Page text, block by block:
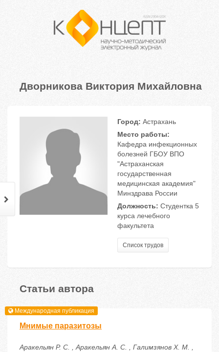
Дворникова Виктория Михайловна
Город: Астрахань
Место работы:
Кафедра инфекционных
болезней ГБОУ ВПО
"Астраханская
государственная
медицинская академия"
Минздрава России
Должность: Студентка 5
курса лечебного
факультета
Список трудов
Статьи автора
Международная публикация
Мнимые паразитозы
Аракельян Р. С. , Аракельян А. С. , Галимзянов Х. М. ,